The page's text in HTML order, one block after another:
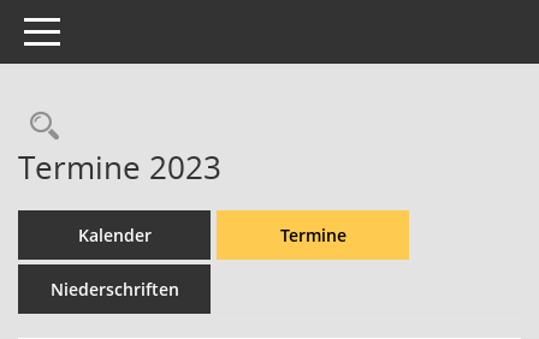
Toggle navigation
Rechercheauswahl
Termine 2023
Kalender Termine
Niederschriften